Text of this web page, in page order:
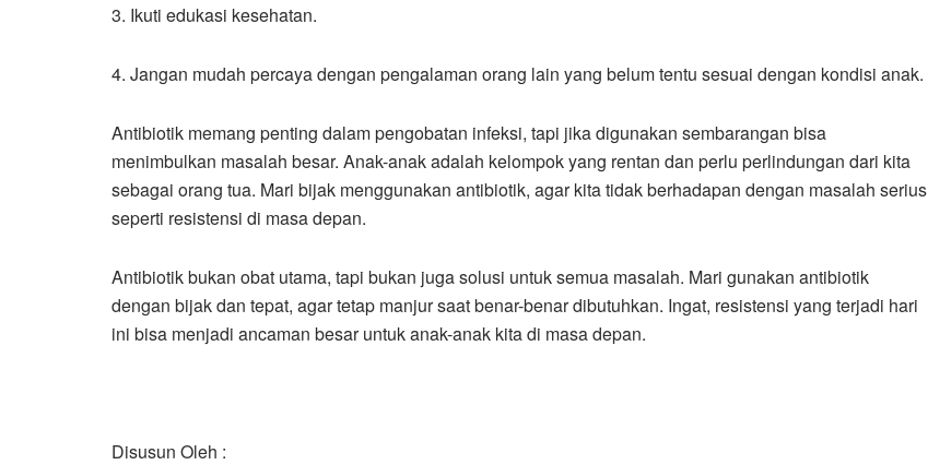
3. Ikuti edukasi kesehatan.
4. Jangan mudah percaya dengan pengalaman orang lain yang belum tentu sesuai dengan kondisi anak.
Antibiotik memang penting dalam pengobatan infeksi, tapi jika digunakan sembarangan bisa
menimbulkan masalah besar. Anak-anak adalah kelompok yang rentan dan perlu perlindungan dari kita
sebagai orang tua. Mari bijak menggunakan antibiotik, agar kita tidak berhadapan dengan masalah serius
seperti resistensi di masa depan.
Antibiotik bukan obat utama, tapi bukan juga solusi untuk semua masalah. Mari gunakan antibiotik
dengan bijak dan tepat, agar tetap manjur saat benar-benar dibutuhkan. Ingat, resistensi yang terjadi hari
ini bisa menjadi ancaman besar untuk anak-anak kita di masa depan.
Disusun Oleh :